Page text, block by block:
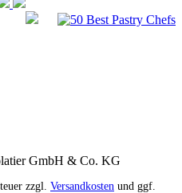
GmbH & Co. KG
zzgl. Versandkosten und ggf.